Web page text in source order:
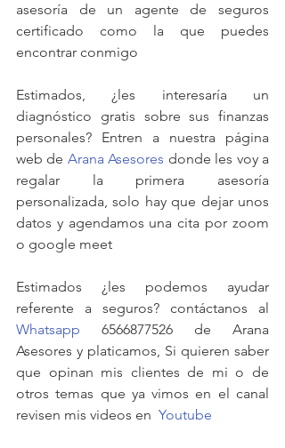
asesoría de un agente de seguros
certificado como la que puedes
encontrar conmigo
Estimados, ¿les interesaría un
diagnóstico gratis sobre sus finanzas
personales? Entren a nuestra página
web de Arana Asesores donde les voy a
regalar la primera asesoría
personalizada, solo hay que dejar unos
datos y agendamos una cita por zoom
o google meet
Estimados ¿les podemos ayudar
Whatsapp 6566877526 de Arana
Asesores y platicamos, Si quieren saber
que opinan mis clientes de mi o de
otros temas que ya vimos en el canal
revisen mis videos en Youtube